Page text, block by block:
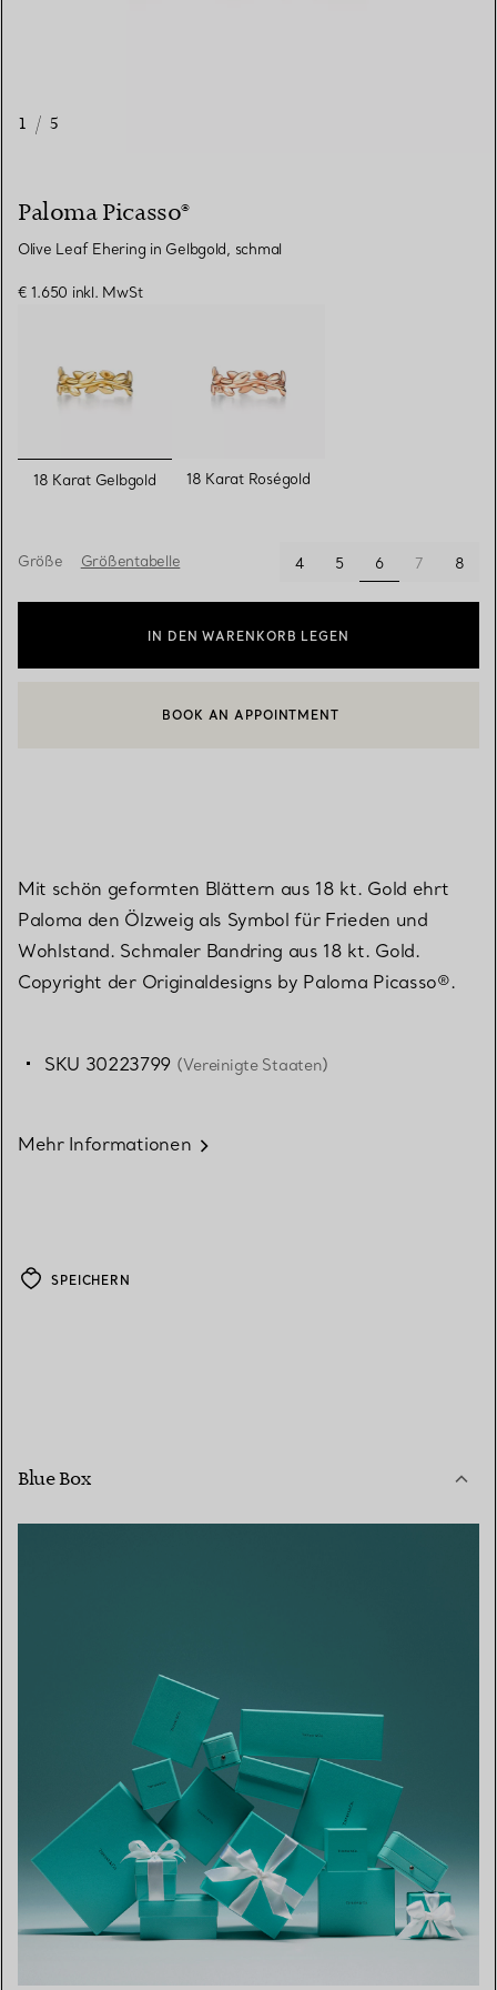
1 / 5
Paloma Picasso®
Olive Leaf Ehering in Gelbgold, schmal
€ 1.650 inkl. MwSt
ausgewählt
18 Karat Gelbgold 18 Karat Roségold
Größe Größentabelle 4 5 6ausgewählt
7 8
IN DEN WARENKORB LEGEN
EINEN KUNDENBERATER KONTAKTIEREN ODER EINEN
BOOK AN APPOINTMENT
Mit schön geformten Blättern aus 18 kt. Gold ehrt
Paloma den Ölzweig als Symbol für Frieden und
Wohlstand. Schmaler Bandring aus 18 kt. Gold.
Copyright der Originaldesigns by Paloma Picasso®.
SKU 30223799 (Vereinigte Staaten)
Mehr Informationen
SPEICHERN
Blue Box